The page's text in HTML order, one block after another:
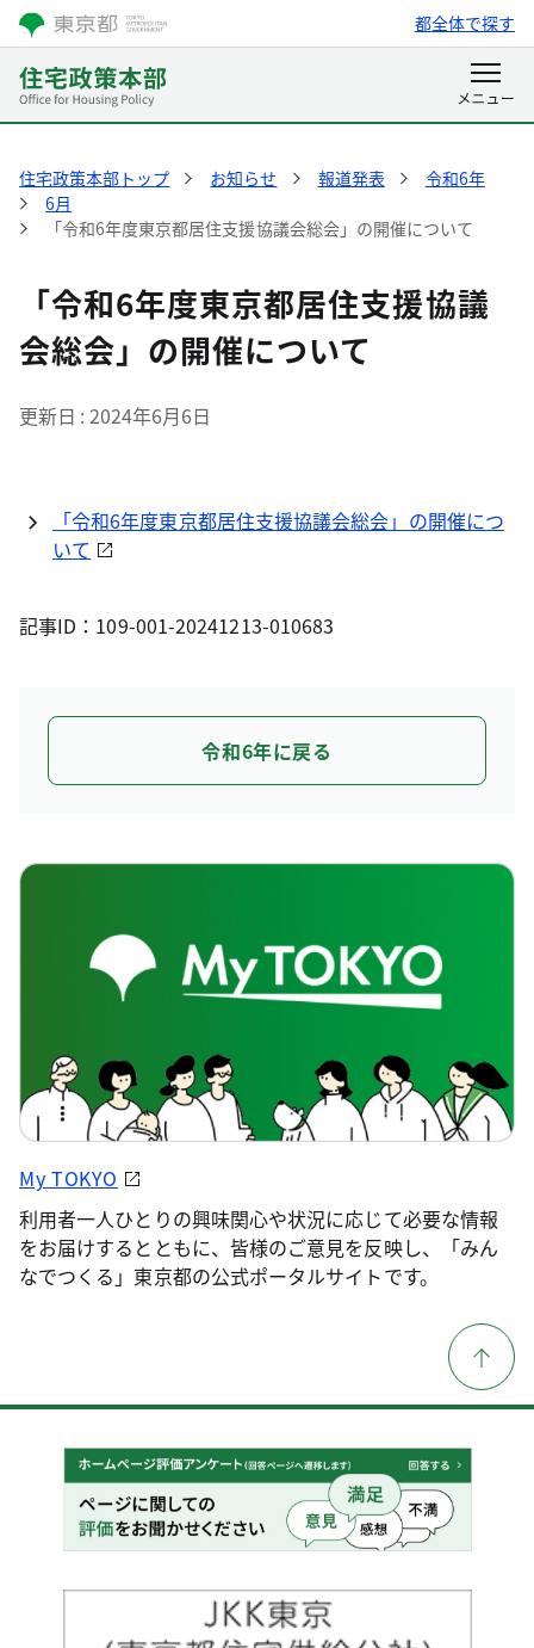
都全体で探す
住宅政策本部トップ お知らせ 報道発表
令和6年
6月
「令和6年度東京都居住支援協議会総会」の開催について
「令和6年度東京都居住支援協議
会総会」の開催について
更新日 2024年6月6日
「令和6年度東京都居住支援協議会総会」の開催につ
いて
記事ID：109-001-20241213-010683
令和6年に戻る
My TOKYO
利用者一人ひとりの興味関心や状況に応じて必要な情報
をお届けするとともに、皆様のご意見を反映し、「みん
なでつくる」東京都の公式ポータルサイトです。